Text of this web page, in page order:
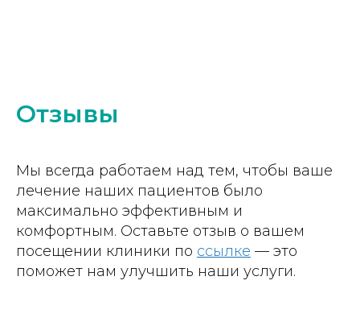
Отзывы
Мы всегда работаем над тем, чтобы ваше
лечение наших пациентов было
максимально эффективным и
комфортным. Оставьте отзыв о вашем
посещении клиники по ссылке — это
поможет нам улучшить наши услуги.